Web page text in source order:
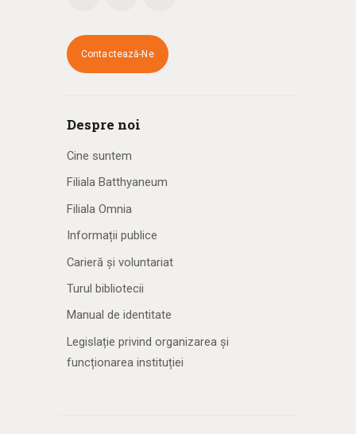
Contactează-Ne
Despre noi
Cine suntem
Filiala Batthyaneum
Filiala Omnia
Informații publice
Carieră și voluntariat
Turul bibliotecii
Manual de identitate
Legislație privind organizarea și
funcționarea instituției